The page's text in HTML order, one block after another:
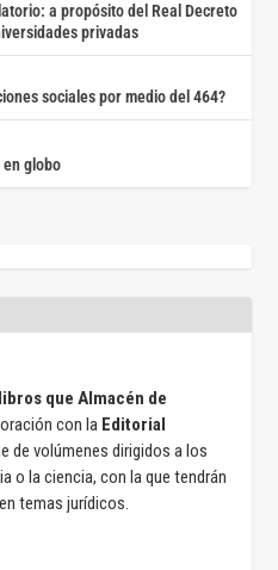
a propósito del Real Decreto
privadas
sociales por medio del 464?
globo
que Almacén de
con la Editorial
de volúmenes dirigidos a los
o la ciencia, con la que tendrán
temas jurídicos.